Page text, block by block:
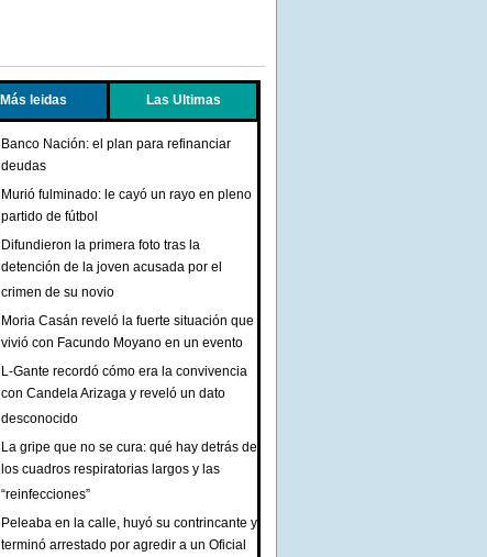
Más leidas Las Ultimas
Banco Nación: el plan para refinanciar
deudas
Murió fulminado: le cayó un rayo en pleno
partido de fútbol
Difundieron la primera foto tras la
detención de la joven acusada por el
crimen de su novio
Moria Casán reveló la fuerte situación que
vivió con Facundo Moyano en un evento
L-Gante recordó cómo era la convivencia
con Candela Arizaga y reveló un dato
desconocido
La gripe que no se cura: qué hay detrás de
los cuadros respiratorias largos y las
“reinfecciones”
Peleaba en la calle, huyó su contrincante y
terminó arrestado por agredir a un Oficial